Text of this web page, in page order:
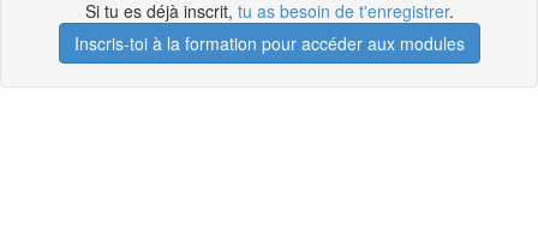
Si tu es déjà inscrit, tu as besoin de t'enregistrer.
Inscris-toi à la formation pour accéder aux modules